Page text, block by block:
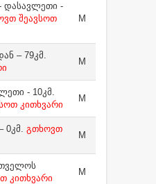
დასავლეთი -
შეავსოთ
M
– 79კმ.
M
- 10კმ.
კითხვარი
M
0კმ. გთხოვთ
M
კითხვარი
M